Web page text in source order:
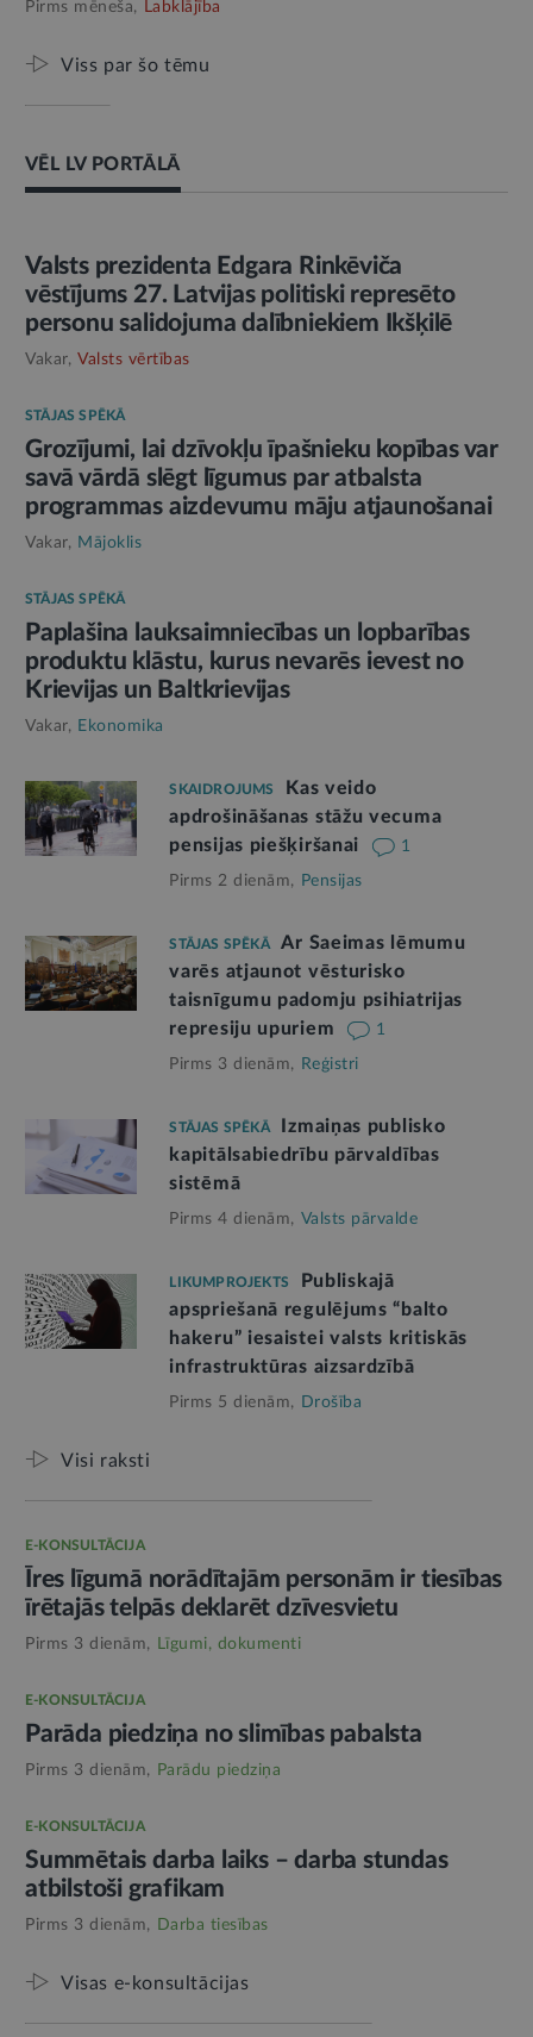
Pirms mēneša, Labklājība
Viss par šo tēmu
VĒL LV PORTĀLĀ
AMATPERSONAS RUNA
Valsts prezidenta Edgara Rinkēviča
vēstījums 27. Latvijas politiski represēto
personu salidojuma dalībniekiem Ikšķilē
Vakar, Valsts vērtības
STĀJAS SPĒKĀ
Grozījumi, lai dzīvokļu īpašnieku kopības var
savā vārdā slēgt līgumus par atbalsta
programmas aizdevumu māju atjaunošanai
Vakar, Mājoklis
STĀJAS SPĒKĀ
Paplašina lauksaimniecības un lopbarības
produktu klāstu, kurus nevarēs ievest no
Krievijas un Baltkrievijas
Vakar, Ekonomika
SKAIDROJUMS
Kas veido
apdrošināšanas stāžu vecuma
pensijas piešķiršanai
1
Pirms 2 dienām, Pensijas
STĀJAS SPĒKĀ
Ar Saeimas lēmumu
varēs atjaunot vēsturisko
taisnīgumu padomju psihiatrijas
represiju upuriem
1
Pirms 3 dienām, Reģistri
STĀJAS SPĒKĀ
Izmaiņas publisko
kapitālsabiedrību pārvaldības
sistēmā
Pirms 4 dienām, Valsts pārvalde
LIKUMPROJEKTS
Publiskajā
apspriešanā regulējums “balto
hakeru” iesaistei valsts kritiskās
infrastruktūras aizsardzībā
Pirms 5 dienām, Drošība
Visi raksti
E-KONSULTĀCIJA
Īres līgumā norādītajām personām ir tiesības
īrētajās telpās deklarēt dzīvesvietu
Pirms 3 dienām, Līgumi, dokumenti
E-KONSULTĀCIJA
Parāda piedziņa no slimības pabalsta
Pirms 3 dienām, Parādu piedziņa
E-KONSULTĀCIJA
Summētais darba laiks – darba stundas
atbilstoši grafikam
Pirms 3 dienām, Darba tiesības
Visas e-konsultācijas